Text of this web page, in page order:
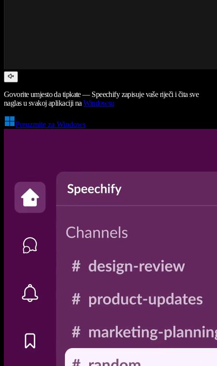
Govorite umjesto da tipkate — Speechify zapisuje vaše riječi i čita sve
naglas u svakoj aplikaciji naWindowsu
Preuzmite za Windows